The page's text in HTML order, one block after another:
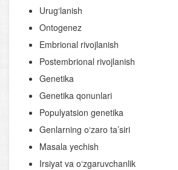
Urug‘lanish
Ontogenez
Embrional rivojlanish
Postembrional rivojlanish
Genetika
Genetika qonunlari
Populyatsion genetika
Genlarning o‘zaro ta’siri
Masala yechish
Irsiyat va o‘zgaruvchanlik